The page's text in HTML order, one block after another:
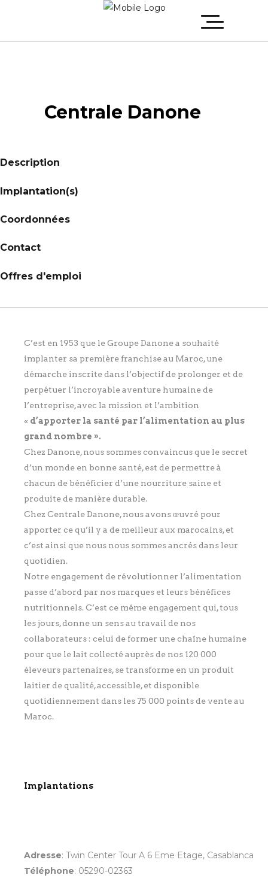
Centrale Danone
Description
Implantation(s)
Coordonnées
Contact
Offres d'emploi
C’est en 1953 que le Groupe Danone a souhaité
implanter sa première franchise au Maroc, une
démarche inscrite dans l’objectif de prolonger et de
perpétuer l’incroyable aventure humaine de
l’entreprise, avec la mission et l’ambition
« d’apporter la santé par l’alimentation au plus
grand nombre ».
Chez Danone, nous sommes convaincus que le secret
d’un monde en bonne santé, est de permettre à
chacun de bénéficier d’une nourriture saine et
produite de manière durable.
Chez Centrale Danone, nous avons œuvré pour
apporter ce qu’il y a de meilleur aux marocains, et
c’est ainsi que nous nous sommes ancrés dans leur
quotidien.
Notre engagement de révolutionner l’alimentation
passe d’abord par nos marques et leurs bénéfices
nutritionnels. C’est ce même engagement qui, tous
les jours, donne un sens au travail de nos
collaborateurs : celui de former une chaîne humaine
pour que le lait collecté auprès de nos 120 000
éleveurs partenaires, se transforme en un produit
laitier de qualité, accessible, et disponible
quotidiennement dans les 75 000 points de vente au
Maroc.
Implantations
Adresse: Twin Center Tour A 6 Eme Etage, Casablanca
Téléphone: 05290-02363